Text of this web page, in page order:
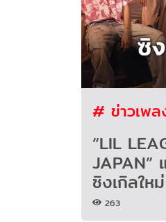
# ข่าวเพล
“LIL
JAPAN”
ซิงเกิลให
263